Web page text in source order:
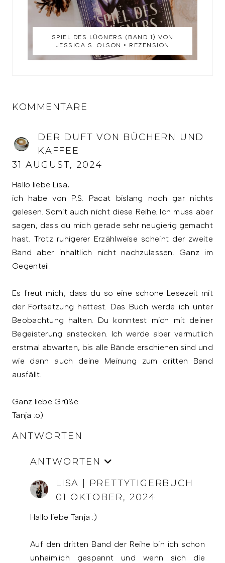
SPIEL DES LÜGNERS (BAND 1) VON
JESSICA S. OLSON • REZENSION
KOMMENTARE
DER DUFT VON BÜCHERN UND
KAFFEE
31 AUGUST, 2024
Hallo liebe Lisa,
ich habe von P.S. Pacat bislang noch gar nichts
gelesen. Somit auch nicht diese Reihe. Ich muss aber
sagen, dass du mich gerade sehr neugierig gemacht
hast. Trotz ruhigerer Erzählweise scheint der zweite
Band aber inhaltlich nicht nachzulassen. Ganz im
Gegenteil.
Es freut mich, dass du so eine schöne Lesezeit mit
der Fortsetzung hattest. Das Buch werde ich unter
Beobachtung halten. Du konntest mich mit deiner
Begeisterung anstecken. Ich werde aber vermutlich
erstmal abwarten, bis alle Bände erschienen sind und
wie dann auch deine Meinung zum dritten Band
ausfällt.
Ganz liebe Grüße
Tanja :o)
ANTWORTEN
ANTWORTEN
LISA | PRETTYTIGERBUCH
01 OKTOBER, 2024
Hallo liebe Tanja :)
Auf den dritten Band der Reihe bin ich schon
unheimlich gespannt und wenn sich die